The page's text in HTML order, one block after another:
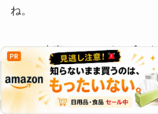
ね。
ここで大事なのは、そのポス
け取れるかです。
気になる店舗は、フォローす
知ON」にしておくのがおすす